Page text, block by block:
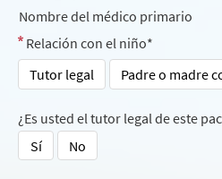
Nombre del médico primario
Relación con el niño*
Tutor legal
Padre o madre
¿Es usted el tutor legal de este
Sí
No